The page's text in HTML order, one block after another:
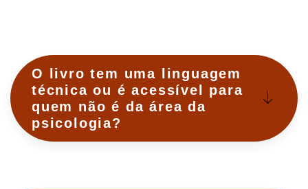
O livro tem uma linguagem
técnica ou é acessível para
quem não é da área da
psicologia?